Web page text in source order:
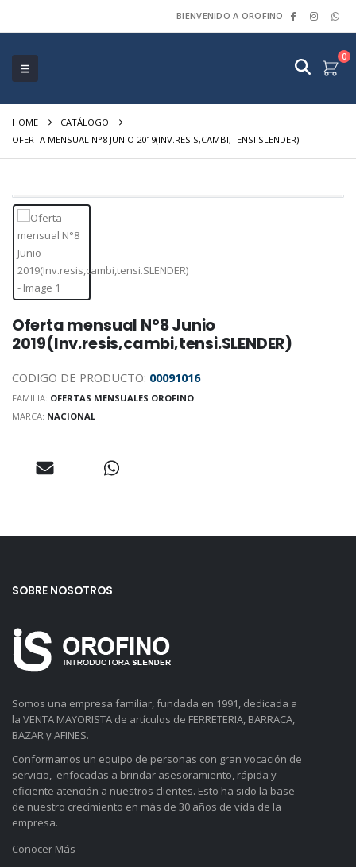
BIENVENIDO A OROFINO
0
HOME
CATÁLOGO
OFERTA MENSUAL N°8 JUNIO 2019(INV.RESIS,CAMBI,TENSI.SLENDER)
Oferta mensual N°8 Junio
2019(Inv.resis,cambi,tensi.SLENDER)
CODIGO DE PRODUCTO: 00091016
FAMILIA: OFERTAS MENSUALES OROFINO
MARCA: NACIONAL
SOBRE NOSOTROS
Somos una empresa familiar, fundada en 1991, dedicada a
la VENTA MAYORISTA de artículos de FERRETERIA, BARRACA,
BAZAR y AFINES.
Conformamos un equipo de personas con gran vocación de
servicio, enfocadas a brindar asesoramiento, rápida y
eficiente atención a nuestros clientes. Esto ha sido la base
de nuestro crecimiento en más de 30 años de vida de la
empresa.
Conocer Más